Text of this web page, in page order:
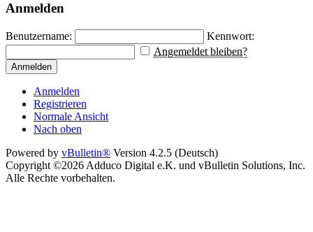
Anmelden
Benutzername:
Kennwort:
Angemeldet bleiben?
Anmelden
Anmelden
Registrieren
Normale Ansicht
Nach oben
Powered by vBulletin® Version 4.2.5 (Deutsch)
Copyright ©2026 Adduco Digital e.K. und vBulletin Solutions, Inc.
Alle Rechte vorbehalten.